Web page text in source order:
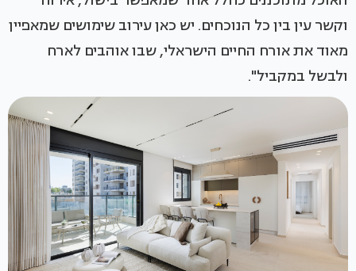
וקשר עין בין כל הנוכחים. יש כאן עירוב שימושים שמאפיין
מאוד את אורח החיים הישראלי, שבו אוהבים לארח
ולבשל במקביל".